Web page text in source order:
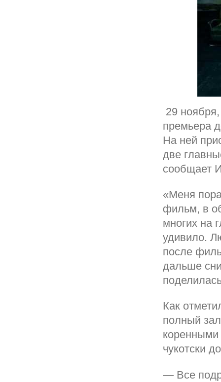
29
премьера
На ней
две
сообщает
«Меня
фильм, в
многих на
удивило.
после
дальше
Как
полный
коренными
чукотски
— Все